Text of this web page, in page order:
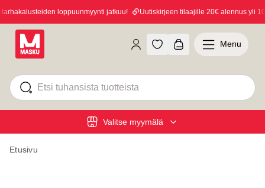
loppuunmyynti jatkuu! Uutiskirjeen tilaajille 20€ alennus yli
Valitse myymälä
Menu
Etusivu